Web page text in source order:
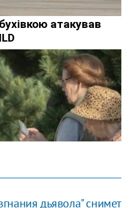
дьявола" снимет